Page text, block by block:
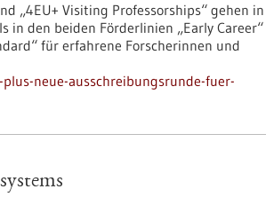
„4EU+ Visiting Professorships“ gehen in
in den beiden Förderlinien „Early Career“
für erfahrene Forscherinnen und
neue-ausschreibungsrunde-fuer-